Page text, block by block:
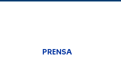
PRENSA